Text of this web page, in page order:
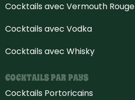
Cocktails avec Vermouth Rouge
Cocktails avec Vodka
Cocktails avec Whisky
COCKTAILS PAR PAYS
Cocktails Portoricains